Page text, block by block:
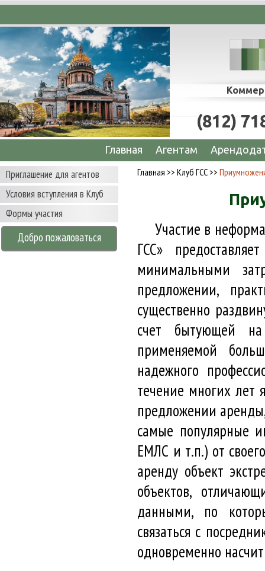
(812)
Главная Агентам
Приглашение для агентов
Условия вступления в Клуб
Формы участия
Добро пожаловаться
Главная >> Клуб ГСС>>
Участие в
ГСС»
минимальными
предложении,
существенно
счет бытующей
применяемой
надежного
течение многих лет
предложении
самые популярные
ЕМЛС и т.п.) от
аренду объект
объектов,
данными, по
связаться с
одновременно